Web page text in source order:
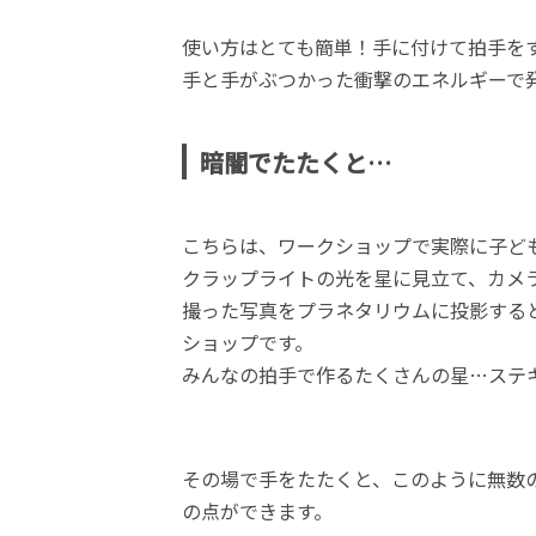
使い方はとても簡単！手に付けて拍手を
手と手がぶつかった衝撃のエネルギー
暗闇でたたくと…
こちらは、ワークショップで実際に子
クラップライトの光を星に見立て、カ
撮った写真をプラネタリウムに投影す
ショップです。
みんなの拍手で作るたくさんの星…ス
その場で手をたたくと、このように無数
の点ができます。